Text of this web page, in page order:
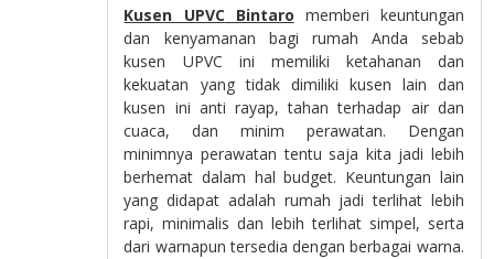
Kusen UPVCBintaro memberi keuntungan
dan kenyamanan bagi rumah Anda sebab
kusen UPVC ini memiliki ketahanan dan
kekuatan yang tidak dimiliki kusen lain dan
kusen ini anti rayap, tahan terhadap air dan
cuaca, dan minim perawatan. Dengan
minimnya perawatan tentu saja kita jadi lebih
berhemat dalam hal budget. Keuntungan lain
yang didapat adalah rumah jadi terlihat lebih
rapi, minimalis dan lebih terlihat simpel, serta
dari warnapun tersedia dengan berbagai warna.